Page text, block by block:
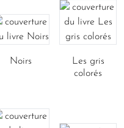
Noirs
Les gris
colorés